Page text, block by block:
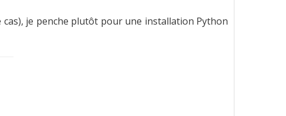
je penche plutôt pour une installation Python